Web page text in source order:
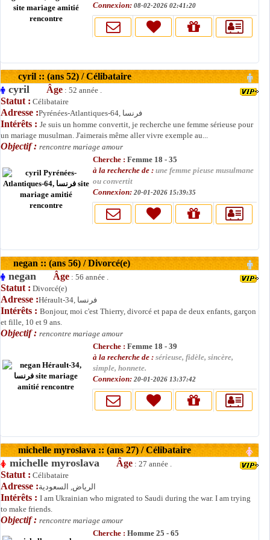
Connexion: 08-02-2026 02:41:20
cyril :: (ans 52) / Célibataire
cyril Âge : 52 année .
Statut : Célibataire
Adresse : Pyrénées-Atlantiques-64, فرنسا
Intérêts : Je suis un homme convertit, je recherche une femme sérieuse pour
un mariage musulman. J'aimerais même aller vivre exemple au...
Objectif : rencontre mariage amour
Cherche : Femme 18 - 35
à la recherche de : une femme pieuse musulmane
ou convertit
Connexion: 20-01-2026 15:39:35
negan :: (ans 56) / Divorcé(e)
negan Âge : 56 année .
Statut : Divorcé(e)
Adresse : Hérault-34, فرنسا
Intérêts : Bonjour, moi c'est Thierry, divorcé et papa de deux enfants, garçon
et fille, 10 et 9 ans.
Objectif : rencontre mariage amour
Cherche : Femme 18 - 39
à la recherche de : sérieuse, fidèle, sincère,
simple, honnete.
Connexion: 20-01-2026 13:37:42
michelle myroslava :: (ans 27) / Célibataire
michelle myroslava Âge : 27 année .
Statut : Célibataire
Adresse :الرياض, السعودية
Intérêts : I am Ukrainian who migrated to Saudi during the war. I am trying
to make friends.
Objectif : rencontre mariage amour
Cherche : Homme 25 - 65